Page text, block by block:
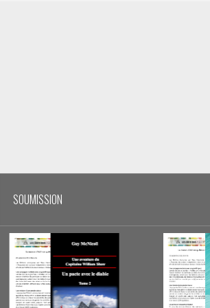
SOUMISSION